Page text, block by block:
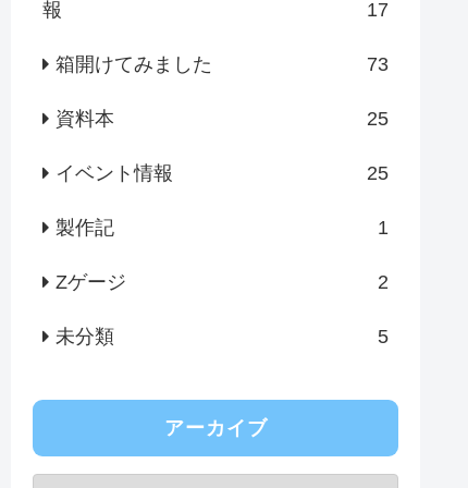
報
17
箱開けてみました 73
資料本 25
イベント情報 25
製作記 1
Zゲージ 2
未分類 5
アーカイブ